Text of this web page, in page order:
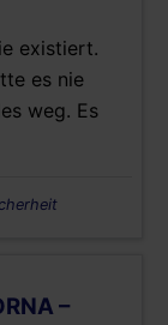
existiert.
es nie
weg. Es
–